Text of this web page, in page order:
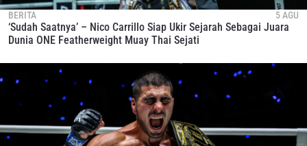
BERITA 5 AGU
‘Sudah Saatnya’ – Nico Carrillo Siap Ukir Sejarah Sebagai Juara
Dunia ONE Featherweight Muay Thai Sejati